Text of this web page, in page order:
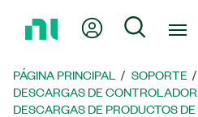
página
principal
Mi cuentaBúsqueda
PÁGINA PRINCIPAL
SOPORTE
DESCARGAS DE
DESCARGAS DE PRODUCTOS